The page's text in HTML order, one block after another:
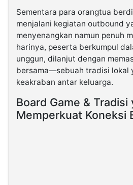
Sementara para orangtua
menjalani kegiatan outbound
menyenangkan namun penuh
harinya, peserta berkumpul
unggun, dilanjut dengan
bersama—sebuah tradisi lokal
keakraban antar keluarga.
Board Game & Tradisi
Memperkuat Koneksi